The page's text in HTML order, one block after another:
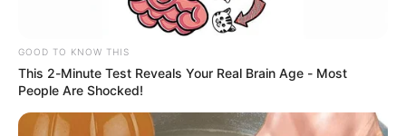
Juan Manuel Rondón agredió brutamente al adulto
mayor y lo arrojó a la piscina con una soga en el cuello.
Por:Yeison Andrés López Castañeda
Febrero 8, 2021
GOOD TO KNOW THIS
This 2-Minute Test Reveals Your Real Brain Age - Most
People Are Shocked!